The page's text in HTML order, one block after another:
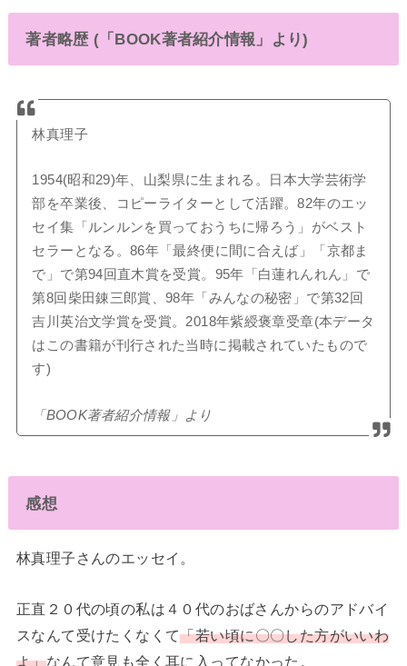
著者略歴 (「BOOK著者紹介情報」より)
林真理子
1954(昭和29)年、山梨県に生まれる。日本大学芸術学
部を卒業後、コピーライターとして活躍。82年のエッ
セイ集「ルンルンを買っておうちに帰ろう」がベスト
セラーとなる。86年「最終便に間に合えば」「京都ま
で」で第94回直木賞を受賞。95年「白蓮れんれん」で
第8回柴田錬三郎賞、98年「みんなの秘密」で第32回
吉川英治文学賞を受賞。2018年紫綬褒章受章(本データ
はこの書籍が刊行された当時に掲載されていたもので
す)
「BOOK著者紹介情報」より
感想
林真理子さんのエッセイ。
正直２０代の頃の私は４０代のおばさんからのアドバイ
スなんて受けたくなくて「若い頃に〇〇した方がいいわ
よ」なんて意見も全く耳に入ってなかった。